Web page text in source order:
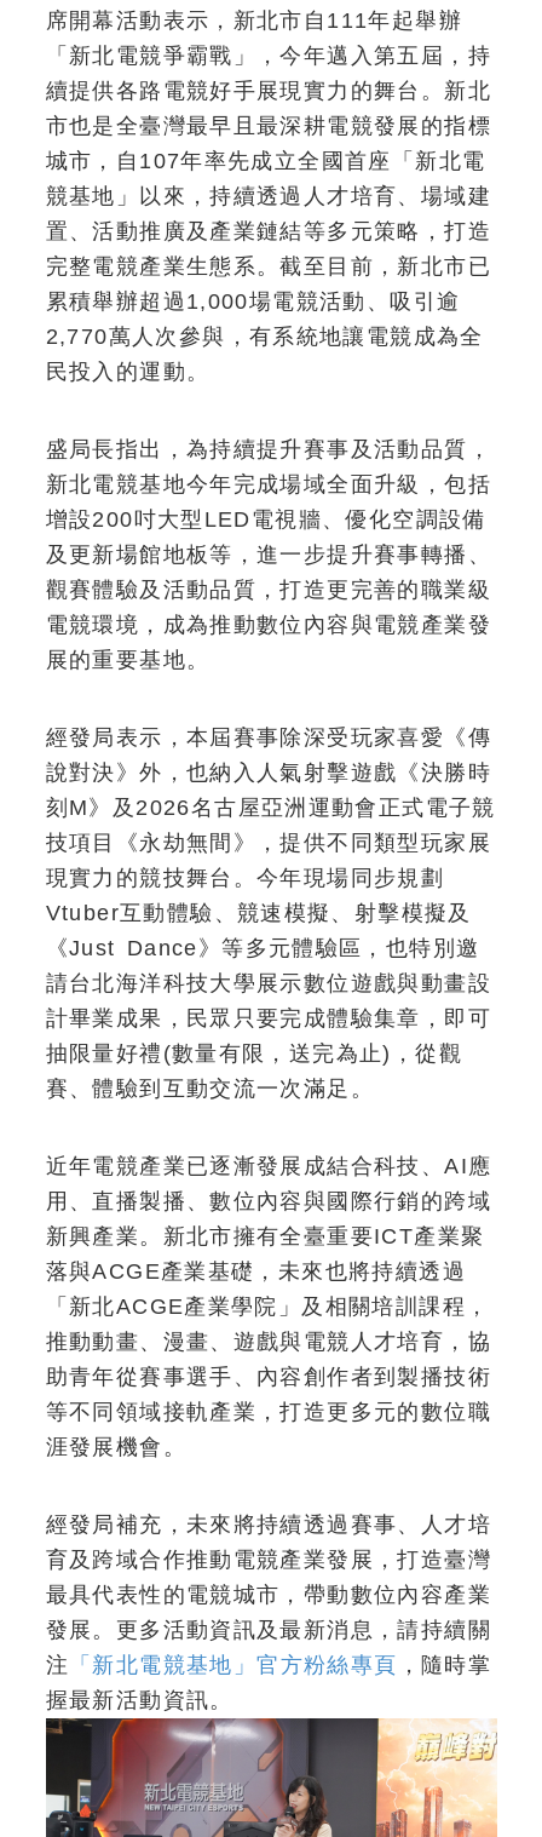
席開幕活動表示，新北市自111年起舉辦
「新北電競爭霸戰」，今年邁入第五屆，持
續提供各路電競好手展現實力的舞台。新北
市也是全臺灣最早且最深耕電競發展的指標
城市，自107年率先成立全國首座「新北電
競基地」以來，持續透過人才培育、場域建
置、活動推廣及產業鏈結等多元策略，打造
完整電競產業生態系。截至目前，新北市已
累積舉辦超過1,000場電競活動、吸引逾
2,770萬人次參與，有系統地讓電競成為全
民投入的運動。
盛局長指出，為持續提升賽事及活動品質，
新北電競基地今年完成場域全面升級，包括
增設200吋大型LED電視牆、優化空調設備
及更新場館地板等，進一步提升賽事轉播、
觀賽體驗及活動品質，打造更完善的職業級
電競環境，成為推動數位內容與電競產業發
展的重要基地。
經發局表示，本屆賽事除深受玩家喜愛《傳
說對決》外，也納入人氣射擊遊戲《決勝時
刻M》及2026名古屋亞洲運動會正式電子競
技項目《永劫無間》，提供不同類型玩家展
現實力的競技舞台。今年現場同步規劃
Vtuber互動體驗、競速模擬、射擊模擬及
《Just Dance》等多元體驗區，也特別邀
請台北海洋科技大學展示數位遊戲與動畫設
計畢業成果，民眾只要完成體驗集章，即可
抽限量好禮(數量有限，送完為止)，從觀
賽、體驗到互動交流一次滿足。
近年電競產業已逐漸發展成結合科技、AI應
用、直播製播、數位內容與國際行銷的跨域
新興產業。新北市擁有全臺重要ICT產業聚
落與ACGE產業基礎，未來也將持續透過
「新北ACGE產業學院」及相關培訓課程，
推動動畫、漫畫、遊戲與電競人才培育，協
助青年從賽事選手、內容創作者到製播技術
等不同領域接軌產業，打造更多元的數位職
涯發展機會。
經發局補充，未來將持續透過賽事、人才培
育及跨域合作推動電競產業發展，打造臺灣
最具代表性的電競城市，帶動數位內容產業
發展。更多活動資訊及最新消息，請持續關
注 「新北電競基地」官方粉絲專頁 ，隨時掌
握最新活動資訊。